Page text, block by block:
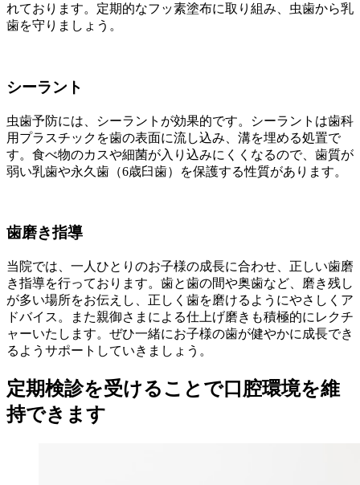
れております。定期的なフッ素塗布に取り組み、虫歯から乳
歯を守りましょう。
シーラント
虫歯予防には、シーラントが効果的です。シーラントは歯科
用プラスチックを歯の表面に流し込み、溝を埋める処置で
す。食べ物のカスや細菌が入り込みにくくなるので、歯質が
弱い乳歯や永久歯（6歳臼歯）を保護する性質があります。
歯磨き指導
当院では、一人ひとりのお子様の成長に合わせ、正しい歯磨
き指導を行っております。歯と歯の間や奥歯など、磨き残し
が多い場所をお伝えし、正しく歯を磨けるようにやさしくア
ドバイス。また親御さまによる仕上げ磨きも積極的にレクチ
ャーいたします。ぜひ一緒にお子様の歯が健やかに成長でき
るようサポートしていきましょう。
定期検診を受けることで口腔環境を維
持できます